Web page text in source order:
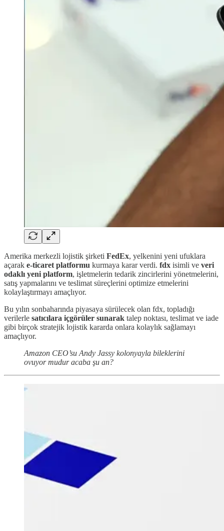
Amerika merkezli lojistik şirketi FedEx, yelkenini yeni ufuklara
açarak e-ticaret platformu kurmaya karar verdi. fdx isimli ve veri
odaklı yeni platform, işletmelerin tedarik zincirlerini yönetmelerini,
satış yapmalarını ve teslimat süreçlerini optimize etmelerini
kolaylaştırmayı amaçlıyor.
Bu yılın sonbaharında piyasaya sürülecek olan fdx, topladığı
verilerle satıcılara içgörüler sunarak talep noktası, teslimat ve iade
gibi birçok stratejik lojistik kararda onlara kolaylık sağlamayı
amaçlıyor.
Amazon CEO’su Andy Jassy kolonyayla bileklerini
ovuyor mudur acaba şu an?